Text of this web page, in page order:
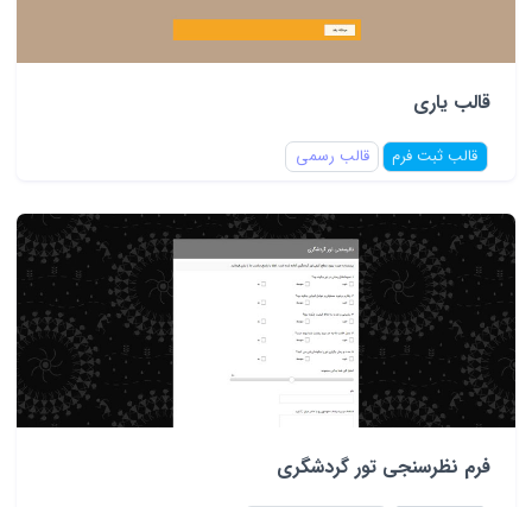
قالب یاری
قالب ثبت فرم قالب رسمی
فرم نظرسنجی تور گردشگری